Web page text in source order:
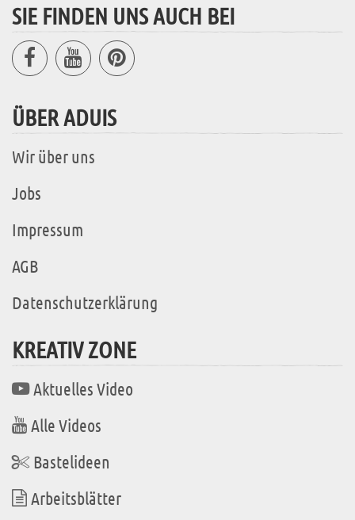
SIE FINDEN UNS AUCH BEI
ÜBER ADUIS
Wir über uns
Jobs
Impressum
AGB
Datenschutzerklärung
KREATIV ZONE
Aktuelles Video
Alle Videos
Bastelideen
Arbeitsblätter